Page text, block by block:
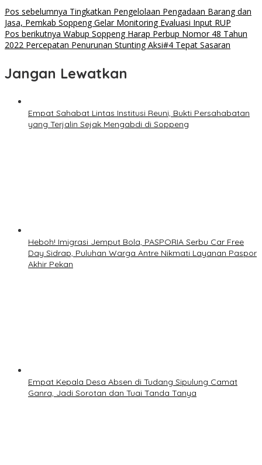
Navigasi
pos
Pos sebelumnya Tingkatkan Pengelolaan Pengadaan Barang dan
Jasa, Pemkab Soppeng Gelar Monitoring Evaluasi Input RUP
Pos berikutnya Wabup Soppeng Harap Perbup Nomor 48 Tahun
2022 Percepatan Penurunan Stunting Aksi#4 Tepat Sasaran
Jangan Lewatkan
Empat Sahabat Lintas Institusi Reuni, Bukti Persahabatan
yang Terjalin Sejak Mengabdi di Soppeng
Heboh! Imigrasi Jemput Bola, PASPORIA Serbu Car Free
Day Sidrap, Puluhan Warga Antre Nikmati Layanan Paspor
Akhir Pekan
Empat Kepala Desa Absen di Tudang Sipulung Camat
Ganra, Jadi Sorotan dan Tuai Tanda Tanya